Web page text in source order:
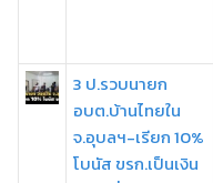
3 ป.รวบนายก
อบต.บ้านไทยใน
จ.อุบลฯ-เรียก 10%
โบนัส ขรก.เป็นเงิน